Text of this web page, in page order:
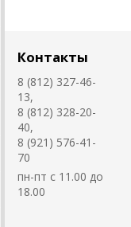
Контакты
8 (812) 327-46-
13,
8 (812) 328-20-
40,
8 (921) 576-41-
70
пн-пт с 11.00 до
18.00